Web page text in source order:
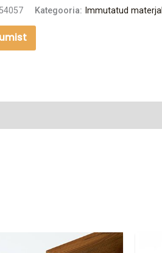
Kategooria: Immutatud materjal